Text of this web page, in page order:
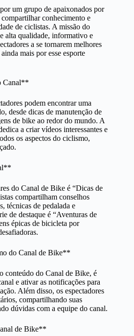
um grupo de apaixonados por
conhecimento e
de ciclistas. A missão do
alta qualidade, informativo e
a se tornarem melhores
mais por esse esporte
Canal**
podem encontrar uma
desde dicas de manutenção de
de bike ao redor do mundo. A
a criar vídeos interessantes e
os aspectos do ciclismo,
do Canal de Bike é “Dicas de
compartilham conselhos
técnicas de pedalada e
de destaque é “Aventuras de
épicas de bicicleta por
do Canal de Bike**
conteúdo do Canal de Bike, é
e ativar as notificações para
Além disso, os espectadores
compartilhando suas
dúvidas com a equipe do canal.
de Bike**